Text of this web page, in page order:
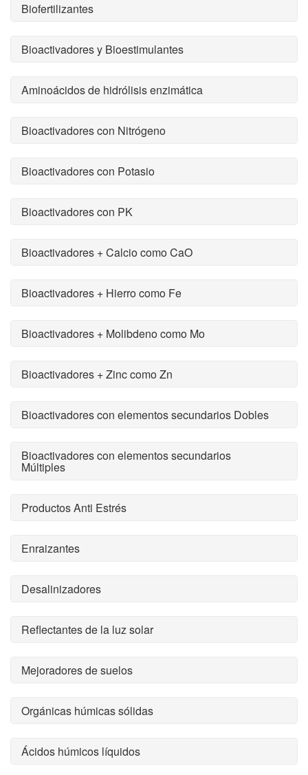
Biofertilizantes
Bioactivadores y Bioestimulantes
Aminoácidos de hidrólisis enzimática
Bioactivadores con Nitrógeno
Bioactivadores con Potasio
Bioactivadores con PK
Bioactivadores + Calcio como CaO
Bioactivadores + Hierro como Fe
Bioactivadores + Molibdeno como Mo
Bioactivadores + Zinc como Zn
Bioactivadores con elementos secundarios Dobles
Bioactivadores con elementos secundarios
Múltiples
Productos Anti Estrés
Enraizantes
Desalinizadores
Reflectantes de la luz solar
Mejoradores de suelos
Orgánicas húmicas sólidas
Ácidos húmicos líquidos